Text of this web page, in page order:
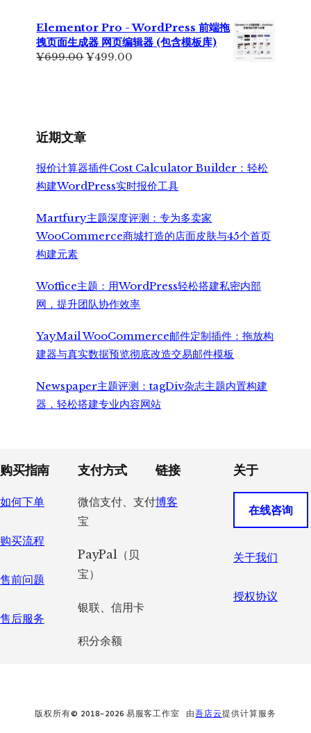
Elementor Pro - WordPress 前端拖
拽页面生成器 网页编辑器 (包含模板库)
¥699.00原
¥499.00
近期文章
报价计算器插件Cost Calculator Builder：轻松
构建WordPress实时报价工具
Martfury主题深度评测：专为多卖家
WooCommerce商城打造的店面皮肤与45个首页
构建元素
Woffice主题：用WordPress轻松搭建私密内部
网，提升团队协作效率
YayMail WooCommerce邮件定制插件：拖放构
建器与真实数据预览彻底改造交易邮件模板
Newspaper主题评测：tagDiv杂志主题内置构建
器，轻松搭建专业内容网站
Footer
购买指南
如何下单
购买流程
售前问题
售后服务
支付方式
微信支付、支付
宝
PayPal（贝
宝）
银联、信用卡
积分余额
链接
博客
关于
在线咨询
关于我们
授权协议
版权所有© 2018–2026 易服客工作室 由吾店云提供计算服务